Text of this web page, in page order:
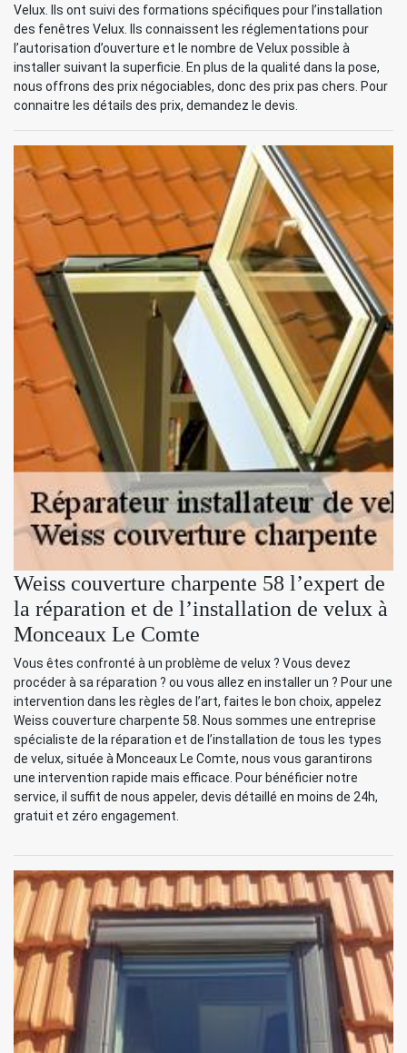
Velux. Ils ont suivi des formations spécifiques pour l’installation
des fenêtres Velux. Ils connaissent les réglementations pour
l’autorisation d’ouverture et le nombre de Velux possible à
installer suivant la superficie. En plus de la qualité dans la pose,
nous offrons des prix négociables, donc des prix pas chers. Pour
connaitre les détails des prix, demandez le devis.
Weiss couverture charpente 58 l’expert de
la réparation et de l’installation de velux à
Monceaux Le Comte
Vous êtes confronté à un problème de velux ? Vous devez
procéder à sa réparation ? ou vous allez en installer un ? Pour une
intervention dans les règles de l’art, faites le bon choix, appelez
Weiss couverture charpente 58. Nous sommes une entreprise
spécialiste de la réparation et de l’installation de tous les types
de velux, située à Monceaux Le Comte, nous vous garantirons
une intervention rapide mais efficace. Pour bénéficier notre
service, il suffit de nous appeler, devis détaillé en moins de 24h,
gratuit et zéro engagement.